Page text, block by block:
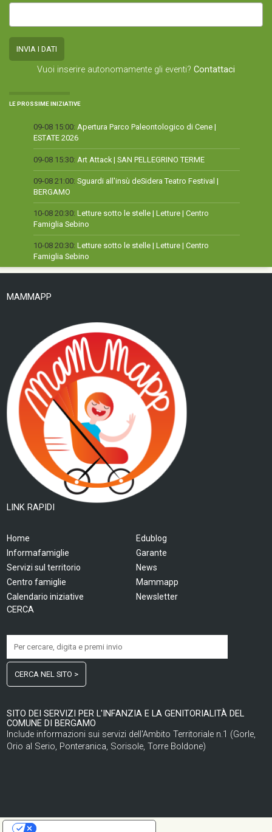
Vuoi inserire autonomamente gli eventi? Contattaci
LE PROSSIME INIZIATIVE
09-08 15:00: Apertura Parco Paleontologico di Cene |
ESTATE 2026
09-08 15:30: Art Attack | SAN PELLEGRINO TERME
09-08 21:00: Sguardi all'insù deSidera Teatro Festival |
BERGAMO
10-08 20:30: Letture sotto le stelle | Letture | Centro
Famiglia Sebino
10-08 20:30: Letture sotto le stelle | Letture | Centro
Famiglia Sebino
MAMMAPP
LINK RAPIDI
Home
Informafamiglie
Servizi sul territorio
Centro famiglie
Calendario iniziative
Edublog
Garante
News
Mammapp
Newsletter
CERCA
CERCA NEL SITO >
SITO DEI SERVIZI PER L'INFANZIA E LA GENITORIALITÀ DEL
COMUNE DI BERGAMO
Include informazioni sui servizi dell'Ambito Territoriale n.1 (Gorle,
Orio al Serio, Ponteranica, Sorisole, Torre Boldone)
LE TUE PREFERENZE RELATIVE ALLA PRIVACY